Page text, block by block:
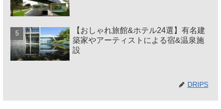
【おしゃれ旅館&ホテル24選】有名建
築家やアーティストによる宿&温泉施
設
DRIPS